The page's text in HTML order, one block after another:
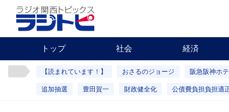
トップ 社会 経済
【読まれています！】 おさるのジョージ 阪急阪神ホ
追加抽選 豊田賀一 財政健全化 公債費負担負担適